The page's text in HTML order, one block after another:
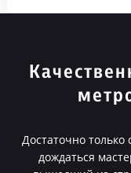
Достаточно
дождаться